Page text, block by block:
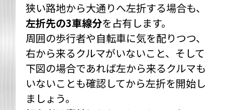
狭い路地から大通りへ左折する場合も、
左折先の3車線分を占有します。
周囲の歩行者や自転車に気を配りつつ、
右から来るクルマがいないこと、そして
下図の場合であれば左から来るクルマも
いないことも確認してから左折を開始し
ましょう。